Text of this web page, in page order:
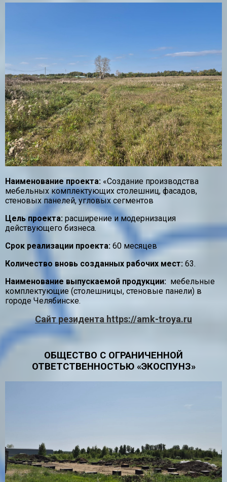
Наименование проекта: «Создание производства
мебельных комплектующих столешниц, фасадов,
стеновых панелей, угловых сегментов
Цель проекта: расширение и модернизация
действующего бизнеса.
Срок реализации проекта: 60 месяцев
Количество вновь созданных рабочих мест: 63.
Наименование выпускаемой продукции: мебельные
комплектующие (столешницы, стеновые панели) в
городе Челябинске.
Сайт резидента https://amk-troya.ru
ОБЩЕСТВО С ОГРАНИЧЕННОЙ
ОТВЕТСТВЕННОСТЬЮ «ЭКОСПУНЗ»